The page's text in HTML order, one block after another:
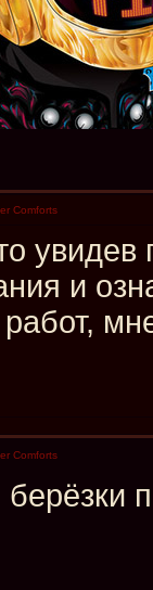
Comforts
увидев
и
Comforts